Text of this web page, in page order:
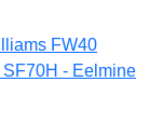
FW40
- Eelmine